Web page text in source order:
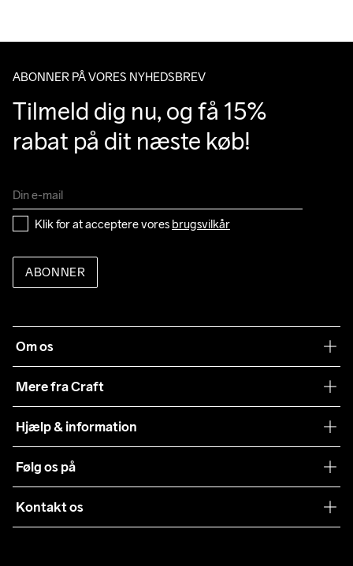
ABONNER PÅ VORES NYHEDSBREV
Tilmeld dig nu, og få 15%
rabat på dit næste køb!
Klik for at acceptere vores brugsvilkår
ABONNER
Om os
Mere fra Craft
Samarbejder
Presse
Sustainability
Hjælp & information
Levering
Kundeservice
Følg os på
Kontakt os